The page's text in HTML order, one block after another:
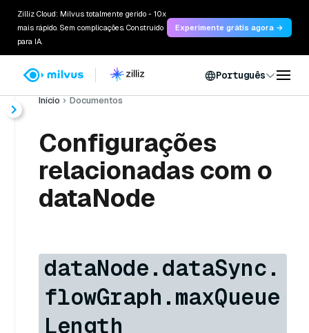
Zilliz Cloud: Milvus totalmente gerido - 10x
mais rápido. Sem complicações. Construído
para IA.
Experimente grátis agora →
Português
Início Documentos
Configurações
relacionadas com o
dataNode
dataNode.dataSync.
flowGraph.maxQueue
Length